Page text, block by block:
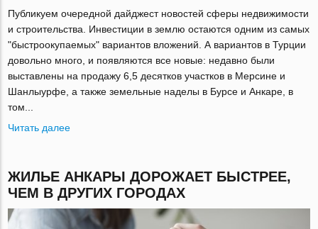
Публикуем очередной дайджест новостей сферы недвижимости
и строительства. Инвестиции в землю остаются одним из самых
"быстроокупаемых" вариантов вложений. А вариантов в Турции
довольно много, и появляются все новые: недавно были
выставлены на продажу 6,5 десятков участков в Мерсине и
Шанлыурфе, а также земельные наделы в Бурсе и Анкаре, в
том...
Читать далее
ЖИЛЬЕ АНКАРЫ ДОРОЖАЕТ БЫСТРЕЕ,
ЧЕМ В ДРУГИХ ГОРОДАХ